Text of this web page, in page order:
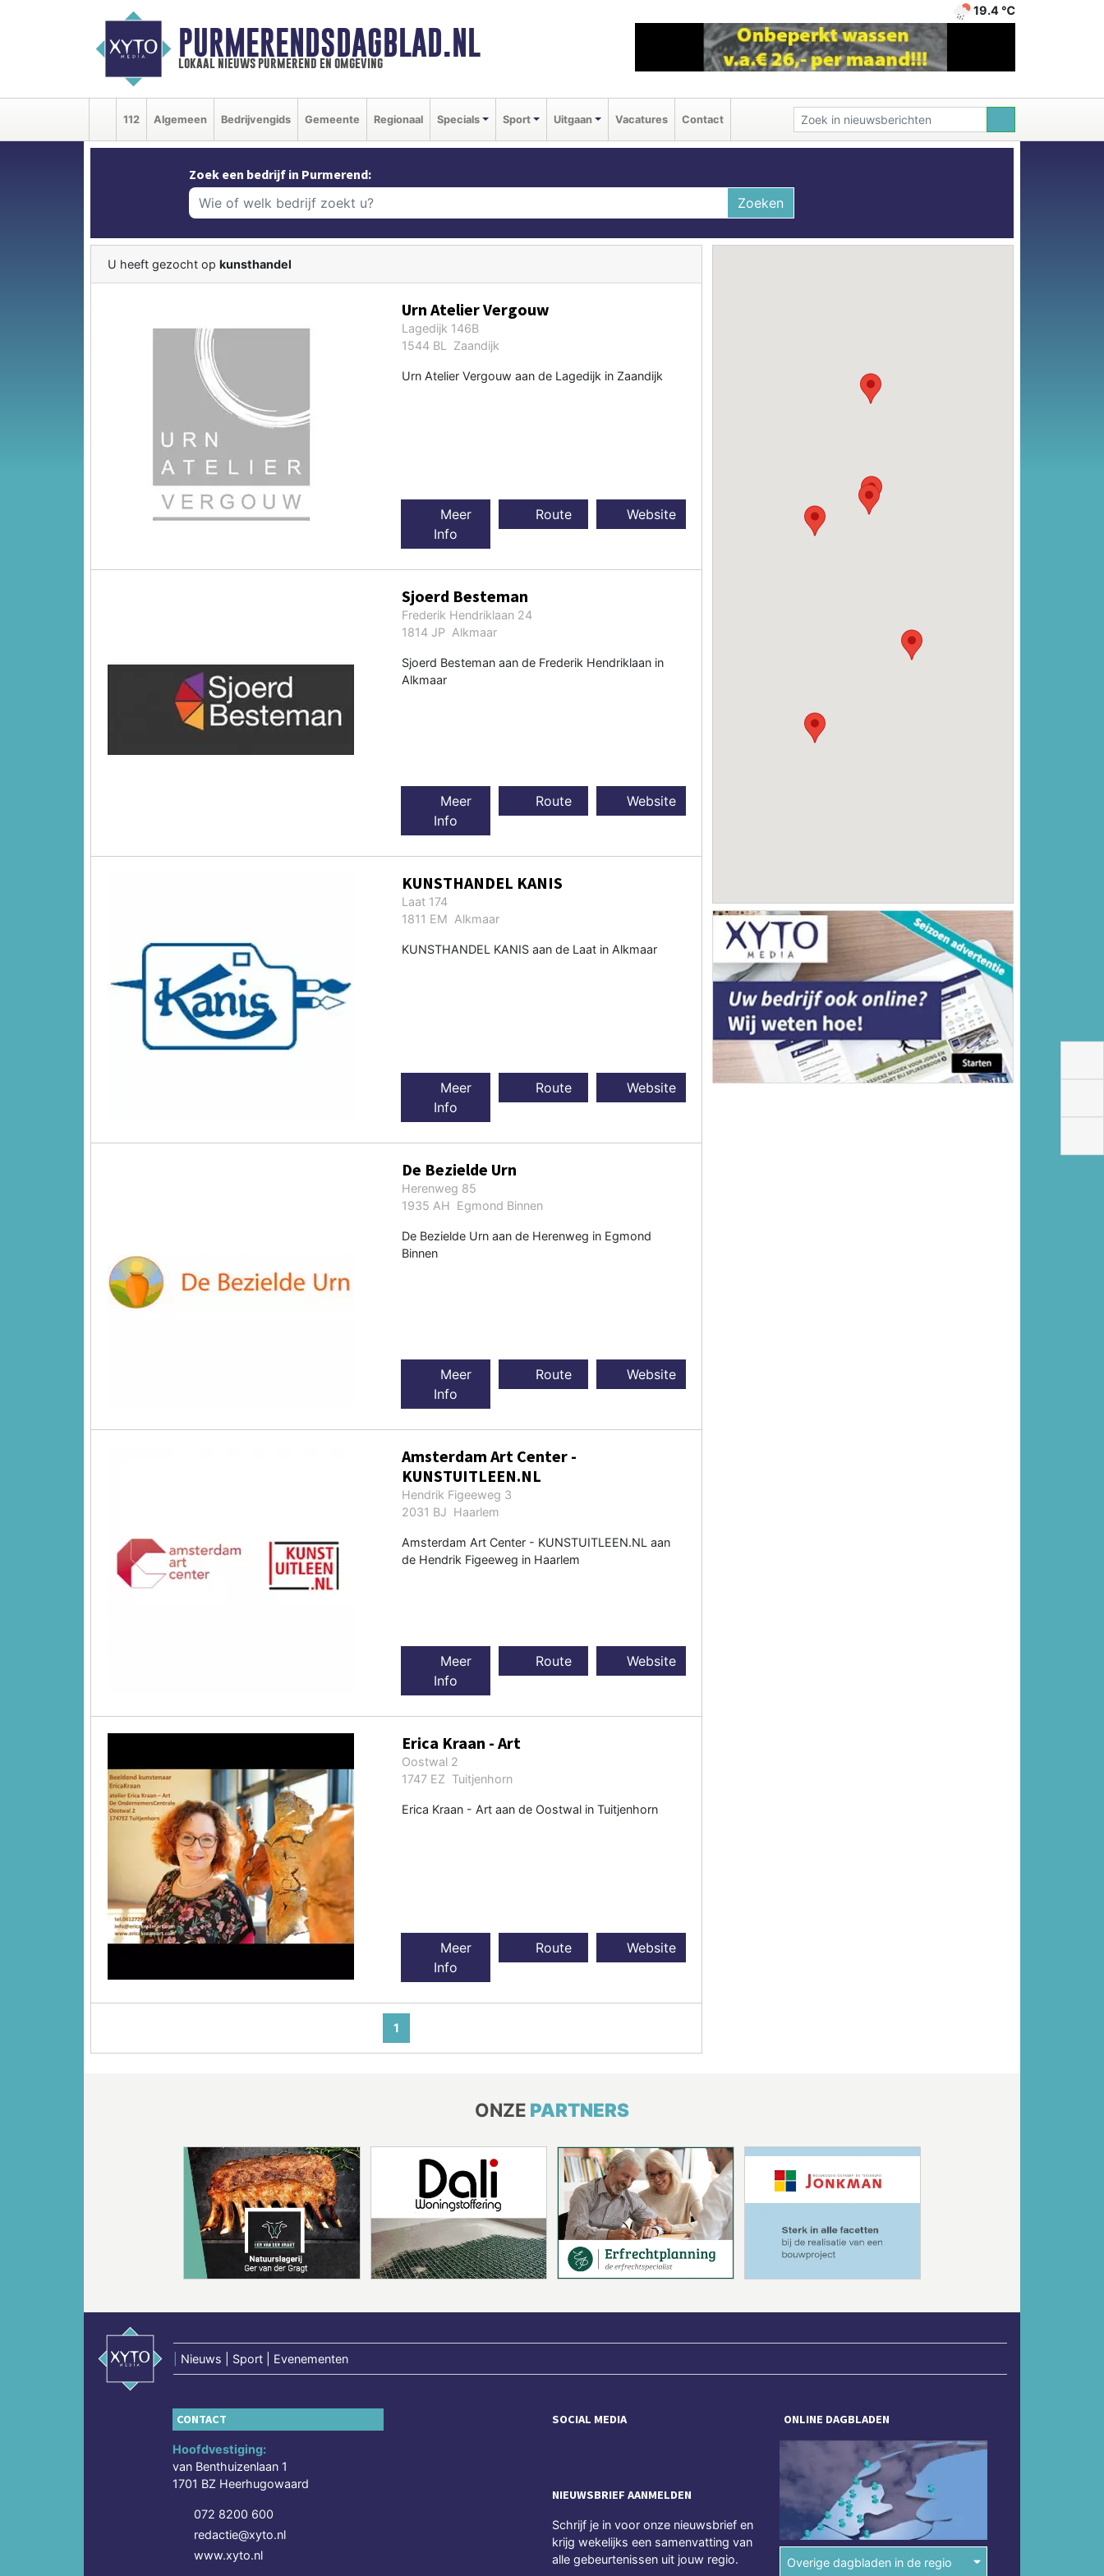
PURMERENDSDAGBLAD.NL
lokaal nieuws purmerend en omgeving
19.4 ℃
112 Algemeen Bedrijvengids Gemeente Regionaal Specials Sport Uitgaan Vacatures Contact
Zoek een bedrijf in Purmerend:
Zoeken
U heeft gezocht op kunsthandel
Urn Atelier Vergouw
Lagedijk 146B
1544 BL Zaandijk
Urn Atelier Vergouw aan de Lagedijk in Zaandijk
Meer
Info
Route Website
Sjoerd Besteman
Frederik Hendriklaan 24
1814 JP Alkmaar
Sjoerd Besteman aan de Frederik Hendriklaan in
Alkmaar
Meer
Info
Route Website
KUNSTHANDEL KANIS
Laat 174
1811 EM Alkmaar
KUNSTHANDEL KANIS aan de Laat in Alkmaar
Meer
Info
Route Website
De Bezielde Urn
Herenweg 85
1935 AH Egmond Binnen
De Bezielde Urn aan de Herenweg in Egmond
Binnen
Meer
Info
Route Website
Amsterdam Art Center -
KUNSTUITLEEN.NL
Hendrik Figeeweg 3
2031 BJ Haarlem
Amsterdam Art Center - KUNSTUITLEEN.NL aan
de Hendrik Figeeweg in Haarlem
Meer
Info
Route Website
Erica Kraan - Art
Oostwal 2
1747 EZ Tuitjenhorn
Erica Kraan - Art aan de Oostwal in Tuitjenhorn
Meer
Info
Route Website
1
ONZE PARTNERS
Nieuws | Sport | Evenementen
CONTACT
Hoofdvestiging:
van Benthuizenlaan 1
1701 BZ Heerhugowaard
072 8200 600
redactie@xyto.nl
www.xyto.nl
SOCIAL MEDIA
NIEUWSBRIEF AANMELDEN
Schrijf je in voor onze nieuwsbrief en
krijg wekelijks een samenvatting van
alle gebeurtenissen uit jouw regio.
ONLINE DAGBLADEN
Overige dagbladen in de regio